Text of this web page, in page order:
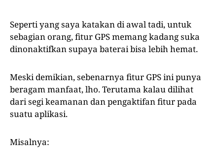
Seperti yang saya katakan di awal tadi, untuk
sebagian orang, fitur GPS memang kadang suka
dinonaktifkan supaya baterai bisa lebih hemat.
Meski demikian, sebenarnya fitur GPS ini punya
beragam manfaat, lho. Terutama kalau dilihat
dari segi keamanan dan pengaktifan fitur pada
suatu aplikasi.
Misalnya: